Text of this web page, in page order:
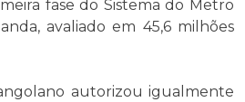
fase do Sistema do Metro
avaliado em 45,6 milhões
autorizou igualmente